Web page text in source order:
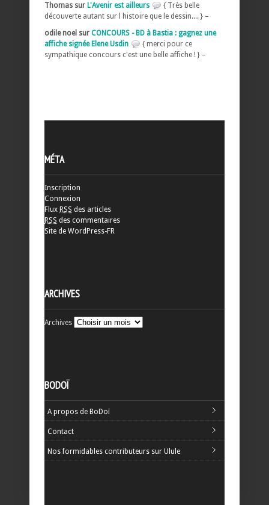
Thomas sur L'Avenir est ailleurs
{ Très belle
découverte autant sur l histoire que le dessin.... } –
odile noel sur CONCOURS - BD à Bastia : gagnez une
affiche signée Elene Usdin
{ merci pour ce
sympathique concours c'est une belle affiche ! } –
MÉTA
Inscription
Connexion
Flux RSS des articles
RSS des commentaires
Site de WordPress-FR
ARCHIVES
Archives
BODOÏ
A propos de BoDoï
Contact
Nos formidables contributeurs sur Ulule